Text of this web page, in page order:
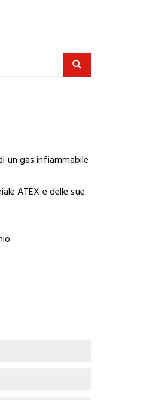
un gas infiammabile
ATEX e delle sue